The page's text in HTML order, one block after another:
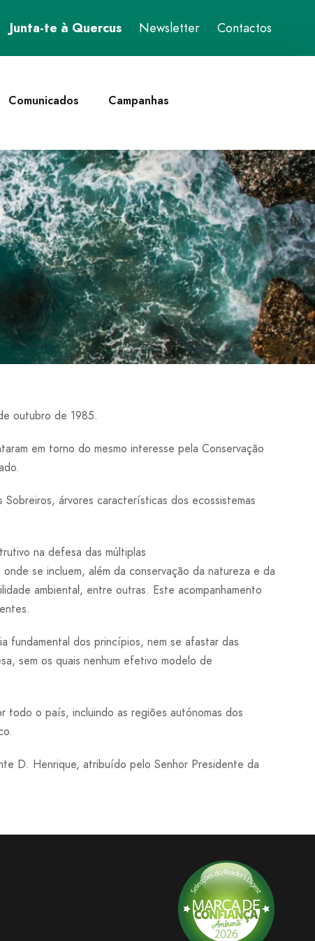
Junta-te à Quercus Newsletter Contactos
Comunicados Campanhas
outubro de 1985.
em torno do mesmo interesse pela Conservação
árvores características dos ecossistemas
na defesa das múltiplas
se incluem, além da conservação da natureza e da
ambiental, entre outras. Este acompanhamento
dos princípios, nem se afastar das
sem os quais nenhum efetivo modelo de
todo o país, incluindo as regiões autónomas dos
D. Henrique, atribuído pelo Senhor Presidente da